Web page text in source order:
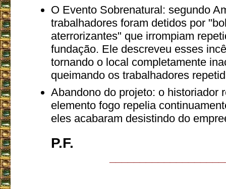
O Evento Sobrenatural: segundo
trabalhadores foram detidos por
aterrorizantes" que irrompiam
fundação. Ele descreveu esses
tornando o local completamente
queimando os trabalhadores
Abandono do projeto: o historiador
elemento fogo repelia
eles acabaram desistindo do
P.F.